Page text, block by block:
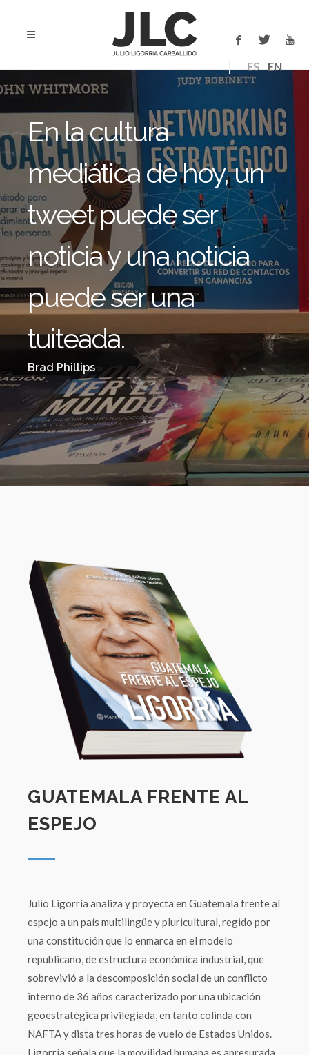
ES EN
En la cultura
mediática de hoy, un
tweet puede ser
noticia y una noticia
puede ser una
tuiteada.
Brad Phillips
GUATEMALA FRENTE AL
ESPEJO
Julio Ligorría analiza y proyecta en Guatemala frente al
espejo a un país multilingüe y pluricultural, regido por
una constitución que lo enmarca en el modelo
republicano, de estructura económica industrial, que
sobrevivió a la descomposición social de un conflicto
interno de 36 años caracterizado por una ubicación
geoestratégica privilegiada, en tanto colinda con
NAFTA y dista tres horas de vuelo de Estados Unidos.
Ligorría señala que la movilidad humana es apresurada,